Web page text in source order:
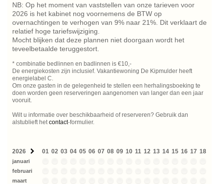
NB: Op het moment van vaststellen van onze tarieven voor
2026 is het kabinet nog voornemens de BTW op
overnachtingen te verhogen van 9% naar 21%. Dit verklaart de
relatief hoge tariefswijziging.
Mocht blijken dat deze plannen niet doorgaan wordt het
teveelbetaalde teruggestort.
* combinatie bedlinnen en badlinnen is €10,-
De energiekosten zijn inclusief. Vakantiewoning De Kipmulder heeft
energielabel C.
Om onze gasten in de gelegenheid te stellen een herhalingsboeking te
doen worden geen reserveringen aangenomen van langer dan een jaar
vooruit.
Wilt u informatie over beschikbaarheid of reserveren? Gebruik dan
alstublieft het contact-formulier.
2026 01 02 03 04 05 06 07 08 09 10 11 12 13 14 15 16 17 18
januari
februari
maart